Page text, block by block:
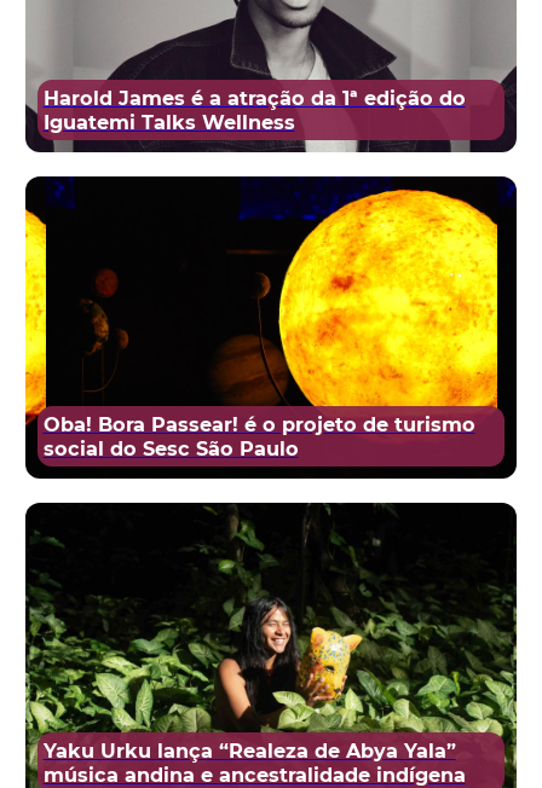
Harold James é a atração da 1ª edição do
Iguatemi Talks Wellness
Oba! Bora Passear! é o projeto de turismo
social do Sesc São Paulo
Yaku Urku lança “Realeza de Abya Yala”
música andina e ancestralidade indígena